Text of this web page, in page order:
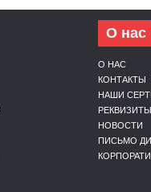
О нас
О НАС
КОНТАКТЫ
НАШИ
РЕКВИЗИТЫ
НОВОСТИ
ПИСЬМО